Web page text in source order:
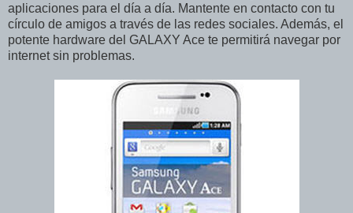
aplicaciones para el día a día. Mantente en contacto con tu
círculo de amigos a través de las redes sociales. Además, el
potente hardware del GALAXY Ace te permitirá navegar por
internet sin problemas.